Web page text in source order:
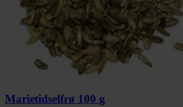
Marietidselfrø 100 g